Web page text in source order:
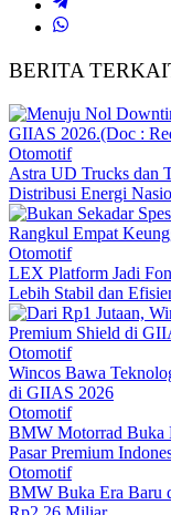
BERITA
Otomotif
Astra UD Trucks dan
Distribusi Energi
Otomotif
LEX Platform Jadi
Lebih Stabil dan
Otomotif
Wincos Bawa
di GIIAS 2026
Otomotif
BMW Motorrad Buka
Pasar Premium
Otomotif
BMW Buka Era Baru